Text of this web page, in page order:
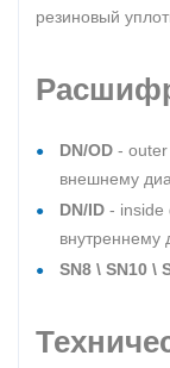
резиновый
DN/OD -
внешнему
DN/ID - inside
внутреннему
SN8 \ SN10 \